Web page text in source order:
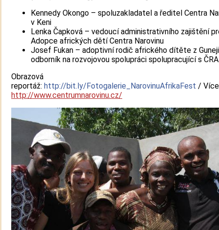
Kennedy Okongo – spoluzakladatel a ředitel Centra
v Keni
Lenka Čapková – vedoucí administrativního zajištění
Adopce afrických dětí Centra Narovinu
Josef Fukan – adoptivní rodič afrického dítěte z
odborník na rozvojovou spolupráci spolupracující s ČRA
Obrazová
reportáž: http://bit.ly/Fotogalerie_NarovinuAfrikaFest /
http://www.centrumnarovinu.cz/